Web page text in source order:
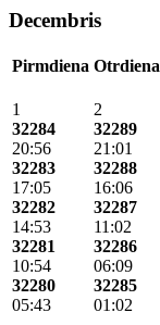
Decembris
Pirmdiena Otrdiena
1
32284
20:56
32283
17:05
32282
14:53
32281
10:54
32280
05:43
2
32289
21:01
32288
16:06
32287
11:02
32286
06:09
32285
01:02